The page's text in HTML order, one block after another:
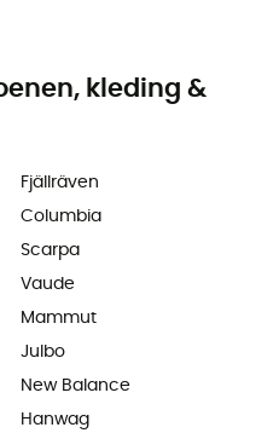
kleding &
Fjällräven
Columbia
Scarpa
Vaude
Mammut
Julbo
New Balance
Hanwag